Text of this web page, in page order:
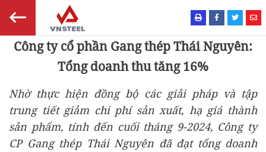
Công ty cổ phần Gang thép Thái Nguyên:
Tổng doanh thu tăng 16%
Nhờ thực hiện đồng bộ các giải pháp và tập
trung tiết giảm chi phí sản xuất, hạ giá thành
sản phẩm, tính đến cuối tháng 9-2024, Công ty
CP Gang thép Thái Nguyên đã đạt tổng doanh